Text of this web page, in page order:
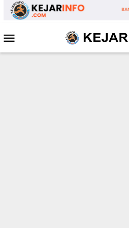
Loncat
Mobile